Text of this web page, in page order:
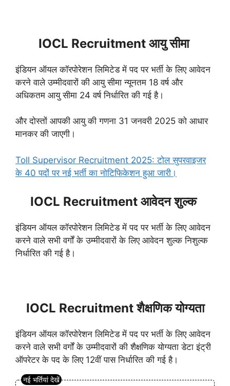
IOCL Recruitment आयु सीमा
इंडियन ऑयल कॉरपोरेशन लिमिटेड में पद पर भर्ती के लिए आवेदन
करने वाले उम्मीदवारों की आयु सीमा न्यूनतम 18 वर्ष और
अधिकतम आयु सीमा 24 वर्ष निर्धारित की गई है।
और दोस्तों आपकी आयु की गणना 31 जनवरी 2025 को आधार
मानकर की जाएगी।
Toll Supervisor Recruitment 2025: टोल सुपरवाइजर
के 40 पदों पर नई भर्ती का नोटिफिकेशन हुआ जारी।
IOCL Recruitment आवेदन शुल्क
इंडियन ऑयल कॉरपोरेशन लिमिटेड में पद पर भर्ती के लिए आवेदन
करने वाले सभी वर्गों के उम्मीदवारों के लिए आवेदन शुल्क निशुल्क
निर्धारित की गई है।
IOCL Recruitment शैक्षणिक योग्यता
इंडियन ऑयल कॉरपोरेशन लिमिटेड में पद पर भर्ती के लिए आवेदन
करने वाले सभी वर्गों के उम्मीदवारों की शैक्षणिक योग्यता डेटा इंट्री
ऑपरेटर के पद के लिए 12वीं पास निर्धारित की गई है।